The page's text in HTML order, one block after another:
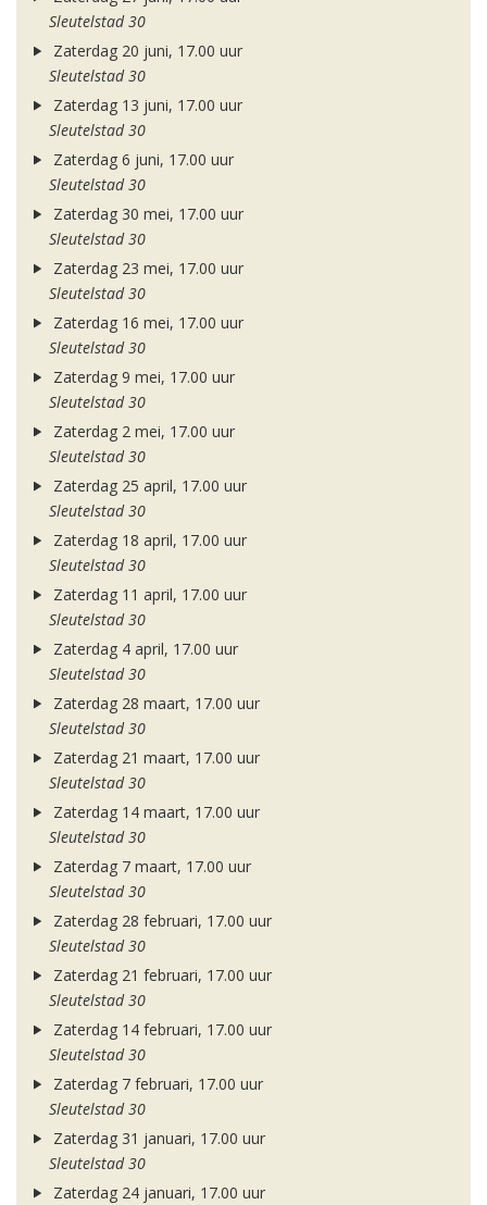
Sleutelstad 30
Zaterdag 20 juni, 17.00 uur
Sleutelstad 30
Zaterdag 13 juni, 17.00 uur
Sleutelstad 30
Zaterdag 6 juni, 17.00 uur
Sleutelstad 30
Zaterdag 30 mei, 17.00 uur
Sleutelstad 30
Zaterdag 23 mei, 17.00 uur
Sleutelstad 30
Zaterdag 16 mei, 17.00 uur
Sleutelstad 30
Zaterdag 9 mei, 17.00 uur
Sleutelstad 30
Zaterdag 2 mei, 17.00 uur
Sleutelstad 30
Zaterdag 25 april, 17.00 uur
Sleutelstad 30
Zaterdag 18 april, 17.00 uur
Sleutelstad 30
Zaterdag 11 april, 17.00 uur
Sleutelstad 30
Zaterdag 4 april, 17.00 uur
Sleutelstad 30
Zaterdag 28 maart, 17.00 uur
Sleutelstad 30
Zaterdag 21 maart, 17.00 uur
Sleutelstad 30
Zaterdag 14 maart, 17.00 uur
Sleutelstad 30
Zaterdag 7 maart, 17.00 uur
Sleutelstad 30
Zaterdag 28 februari, 17.00 uur
Sleutelstad 30
Zaterdag 21 februari, 17.00 uur
Sleutelstad 30
Zaterdag 14 februari, 17.00 uur
Sleutelstad 30
Zaterdag 7 februari, 17.00 uur
Sleutelstad 30
Zaterdag 31 januari, 17.00 uur
Sleutelstad 30
Zaterdag 24 januari, 17.00 uur